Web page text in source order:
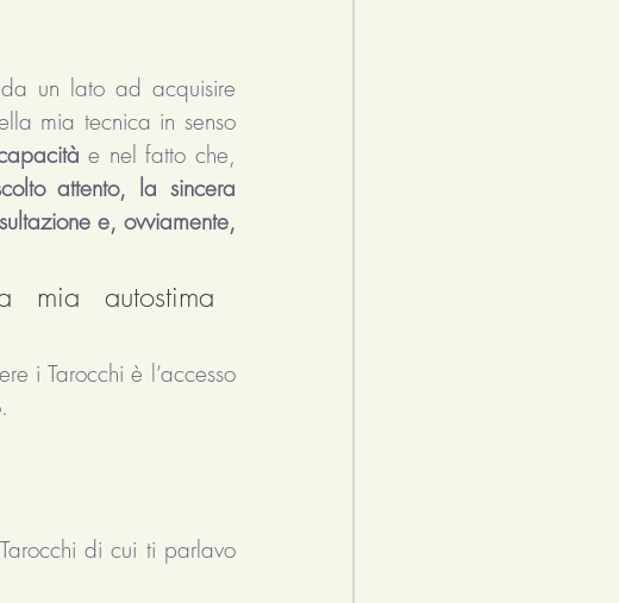
un lato ad acquisire
mia tecnica in senso
e nel fatto che,
attento, la sincera
e, ovviamente,
mia autostima
i Tarocchi è l’accesso
di cui ti parlavo